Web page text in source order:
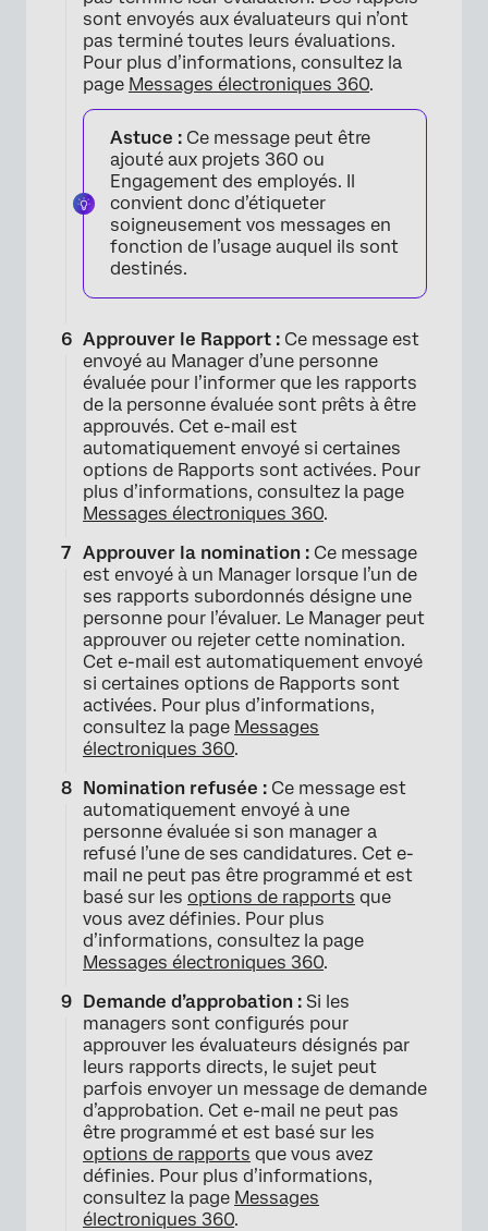
sont envoyés aux évaluateurs qui n’ont
pas terminé toutes leurs évaluations.
Pour plus d’informations, consultez la
page Messages électroniques 360.
Astuce : Ce message peut être
ajouté aux projets 360 ou
Engagement des employés. Il
convient donc d’étiqueter
soigneusement vos messages en
fonction de l’usage auquel ils sont
destinés.
Approuver le Rapport : Ce message est
envoyé au Manager d’une personne
évaluée pour l’informer que les rapports
de la personne évaluée sont prêts à être
approuvés. Cet e-mail est
automatiquement envoyé si certaines
options de Rapports sont activées. Pour
plus d’informations, consultez la page
Messages électroniques 360.
Approuver la nomination : Ce message
est envoyé à un Manager lorsque l’un de
ses rapports subordonnés désigne une
personne pour l’évaluer. Le Manager peut
approuver ou rejeter cette nomination.
Cet e-mail est automatiquement envoyé
si certaines options de Rapports sont
activées. Pour plus d’informations,
consultez la page Messages
électroniques 360.
Nomination refusée : Ce message est
automatiquement envoyé à une
personne évaluée si son manager a
refusé l’une de ses candidatures. Cet e-
mail ne peut pas être programmé et est
basé sur les options de rapports que
vous avez définies. Pour plus
d’informations, consultez la page
Messages électroniques 360.
Demande d’approbation : Si les
managers sont configurés pour
approuver les évaluateurs désignés par
leurs rapports directs, le sujet peut
parfois envoyer un message de demande
d’approbation. Cet e-mail ne peut pas
être programmé et est basé sur les
options de rapports que vous avez
définies. Pour plus d’informations,
consultez la page Messages
électroniques 360.